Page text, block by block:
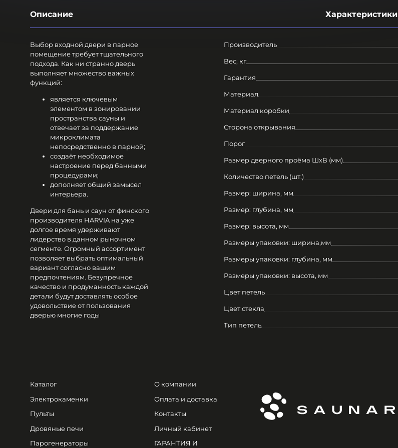
Описание Характеристики
Выбор входной двери в парное
помещение требует тщательного
подхода. Как ни странно дверь
выполняет множество важных
функций:
является ключевым
элементом в зонировании
пространства сауны и
отвечает за поддержание
микроклимата
непосредственно в парной;
создаёт необходимое
настроение перед банными
процедурами;
дополняет общий замысел
интерьера.
Двери для бань и саун от финского
производителя HARVIA на уже
долгое время удерживают
лидерство в данном рыночном
сегменте. Огромный ассортимент
позволяет выбрать оптимальный
вариант согласно вашим
предпочтениям. Безупречное
качество и продуманность каждой
детали будут доставлять особое
удовольствие от пользования
дверью многие годы
Производитель
Вес, кг
Гарантия
Материал
Материал коробки
Сторона открывания
Порог
Размер дверного проёма ШхВ (мм)
Количество петель (шт.)
Размер: ширина, мм
Размер: глубина, мм
Размер: высота, мм
Размеры упаковки: ширина,мм
Размеры упаковки: глубина, мм
Размеры упаковки: высота, мм
Цвет петель
Цвет стекла
Тип петель
Каталог
Электрокаменки
Пульты
Дровяные печи
Парогенераторы
О компании
Оплата и доставка
Контакты
Личный кабинет
ГАРАНТИЯ И